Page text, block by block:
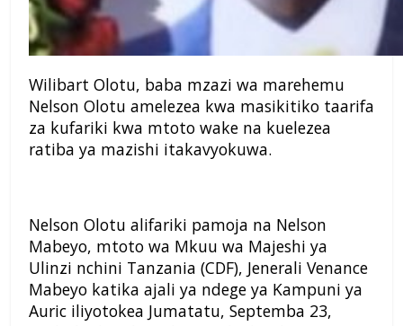
Wilibart Olotu, baba mzazi wa marehemu
Nelson Olotu amelezea kwa masikitiko taarifa
za kufariki kwa mtoto wake na kuelezea
ratiba ya mazishi itakavyokuwa.
Nelson Olotu alifariki pamoja na Nelson
Mabeyo, mtoto wa Mkuu wa Majeshi ya
Ulinzi nchini Tanzania (CDF), Jenerali Venance
Mabeyo katika ajali ya ndege ya Kampuni ya
Auric iliyotokea Jumatatu, Septemba 23,